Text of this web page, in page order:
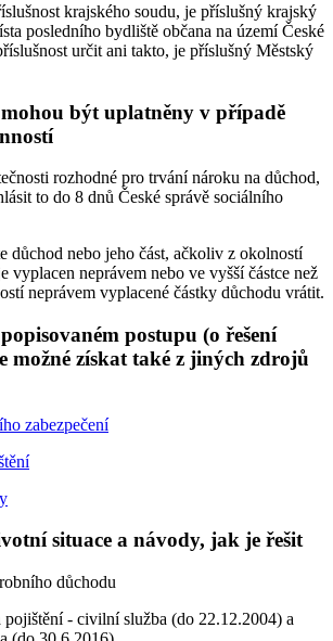
krajského soudu, je příslušný krajský
posledního bydliště občana na území České
určit ani takto, je příslušný Městský
mohou být uplatněny v případě
rozhodné pro trvání nároku na důchod,
to do 8 dnů České správě sociálního
důchod nebo jeho část, ačkoliv z okolností
vyplacen neprávem nebo ve vyšší částce než
neprávem vyplacené částky důchodu vrátit.
postupu (o řešení
možné získat také z jiných zdrojů
zabezpečení
situace a návody, jak je řešit
důchodu
pojištění - civilní služba (do 22.12.2004) a